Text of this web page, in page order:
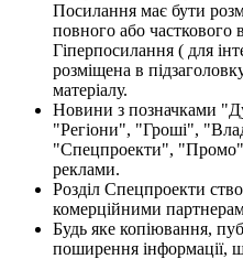
Посилання має бути
повного або часткового
Гіперпосилання ( для
розміщена в
матеріалу.
Новини з позначками
"Регіони", "Гроші",
"Спецпроекти", "Промо"
реклами.
Розділ Спецпроекти
комерційними
Будь яке копіювання,
поширення інформації,